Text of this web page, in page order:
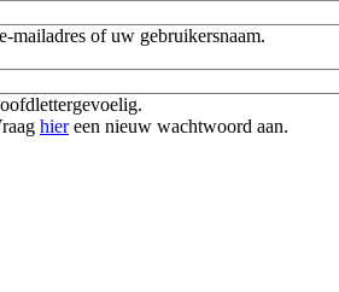
mailadres of uw gebruikersnaam.
hiereen nieuw wachtwoord aan.